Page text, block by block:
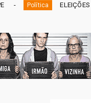
2026 - Mobiliza aposta